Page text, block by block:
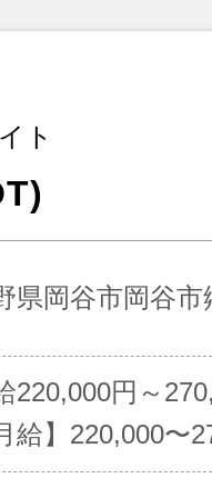
ト
県岡谷市岡谷市
220,000円～
給】220,000〜